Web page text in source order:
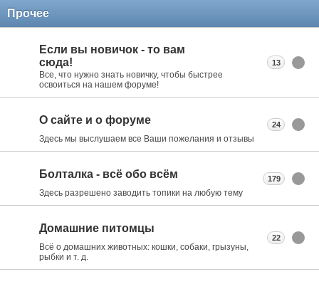
Прочее
Если вы новичок - то вам
сюда!
Все, что нужно знать новичку, чтобы быстрее
освоиться на нашем форуме!
13
О сайте и о форуме
Здесь мы выслушаем все Ваши пожелания и отзывы
24
Болталка - всё обо всём
Здесь разрешено заводить топики на любую тему
179
Домашние питомцы
Всё о домашних животных: кошки, собаки, грызуны,
рыбки и т. д.
22